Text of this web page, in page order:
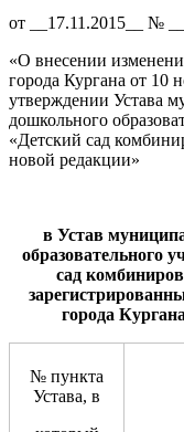
от __17.11.2015__ №
«О внесении
города Кургана от 10
утверждении Устава
дошкольного
«Детский сад
новой редакции»
в Устав
образовательного
сад
города Кургана
№ пункта
Устава, в